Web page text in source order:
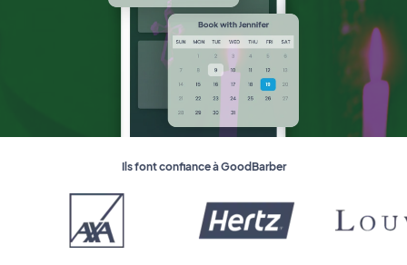
Ils font confiance à GoodBarber